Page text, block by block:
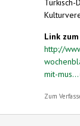
Link
http://
mit-mus...
Zum